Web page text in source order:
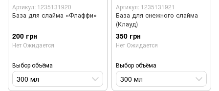
Артикул: 1235131920
База для слайма «Флаффи»
200 грн
Нет Ожидается
Выбор объёма
300 мл
Артикул: 1235131921
База для снежного слайма
(Клауд)
350 грн
Нет Ожидается
Выбор объёма
300 мл